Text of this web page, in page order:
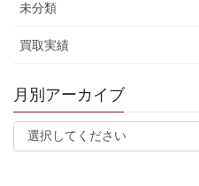
未分類
買取実績
月別アーカイブ